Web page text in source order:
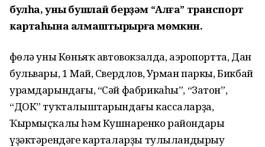
булһа, уны бушлай берҙәм “Алға” транспорт
картаһына алмаштырырға мөмкин.
Өфөлә уны Көньяҡ автовокзалда, аэропортта, Дан
бульвары, 1 Май, Свердлов, Урман паркы, Бикбай
урамдарындағы, “Сәй фабрикаһы”, “Затон”,
“ДОК” туҡталыштарындағы кассаларҙа,
Ҡырмыҫҡалы һәм Кушнаренко райондары
үҙәктәрендәге карталарҙы тулыландырыу